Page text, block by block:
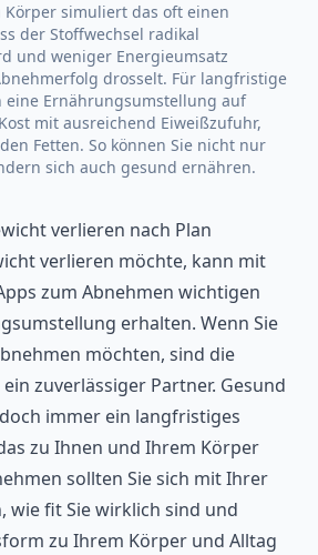
Körper simuliert das oft einen
der Stoffwechsel radikal
und weniger Energieumsatz
drosselt. Für langfristige
eine Ernährungsumstellung auf
mit ausreichend Eiweißzufuhr,
Fetten. So können Sie nicht nur
sich auch gesund ernähren.
verlieren nach Plan
verlieren möchte, kann mit
zum Abnehmen wichtigen
erhalten. Wenn Sie
möchten, sind die
zuverlässiger Partner. Gesund
immer ein langfristiges
zu Ihnen und Ihrem Körper
sollten Sie sich mit Ihrer
wie fit Sie wirklich sind und
zu Ihrem Körper und Alltag